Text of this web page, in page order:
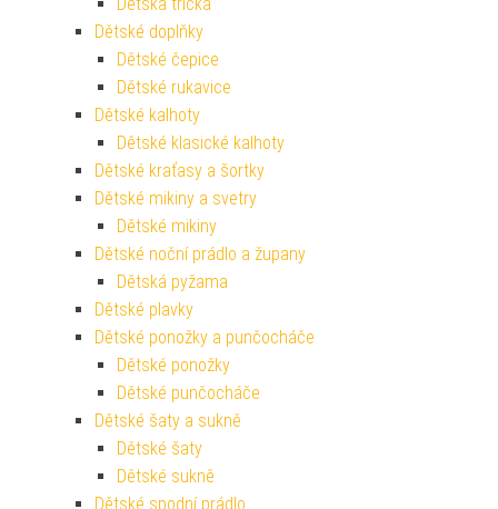
Dětské doplňky
Dětské čepice
Dětské rukavice
Dětské kalhoty
Dětské klasické kalhoty
Dětské kraťasy a šortky
Dětské mikiny a svetry
Dětské mikiny
Dětské noční prádlo a župany
Dětská pyžama
Dětské plavky
Dětské ponožky a punčocháče
Dětské ponožky
Dětské punčocháče
Dětské šaty a sukně
Dětské šaty
Dětské sukně
Dětské spodní prádlo